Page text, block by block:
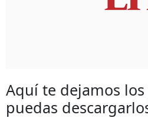
Aquí te dejamos
puedas